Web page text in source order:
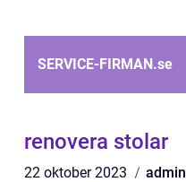
SERVICE-FIRMAN.se
renovera stolar
22 oktober 2023 admin